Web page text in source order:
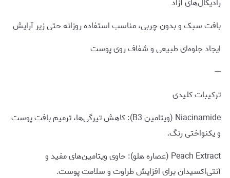
رادیکال‌های آزاد
بافت سبک و بدون چربی، مناسب استفاده روزانه حتی زیر آرایش
ایجاد جلوه‌ای طبیعی و شفاف روی پوست
---
ترکیبات کلیدی
Niacinamide (ویتامین B3): کاهش تیرگی‌ها، ترمیم بافت پوست
و یکنواختی رنگ.
Peach Extract (عصاره هلو): حاوی ویتامین‌های مفید و
آنتی‌اکسیدان برای افزایش طراوت و سلامت پوست.